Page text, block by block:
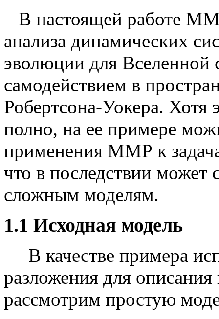
В настоящей работе
анализа динамических
эволюции для Вселенной
самодействием в
Робертсона-Уокера. Хотя
полно, на ее примере
применения ММР к
что в последствии может
сложным моделям.
1.1 Исходная модель
В качестве примера
разложения для
рассмотрим простую